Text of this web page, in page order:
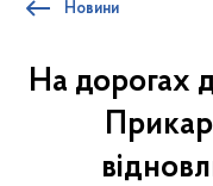
Новини
На дорогах